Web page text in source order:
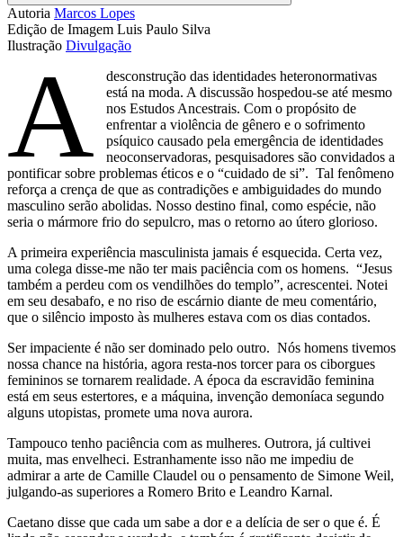
Compartilhar
Autoria Marcos Lopes
Edição de Imagem Luis Paulo Silva
Ilustração Divulgação
A
desconstrução das identidades heteronormativas
está na moda. A discussão hospedou-se até mesmo
nos Estudos Ancestrais. Com o propósito de
enfrentar a violência de gênero e o sofrimento
psíquico causado pela emergência de identidades
neoconservadoras, pesquisadores são convidados a
pontificar sobre problemas éticos e o “cuidado de si”. Tal fenômeno
reforça a crença de que as contradições e ambiguidades do mundo
masculino serão abolidas. Nosso destino final, como espécie, não
seria o mármore frio do sepulcro, mas o retorno ao útero glorioso.
A primeira experiência masculinista jamais é esquecida. Certa vez,
uma colega disse-me não ter mais paciência com os homens. “Jesus
também a perdeu com os vendilhões do templo”, acrescentei. Notei
em seu desabafo, e no riso de escárnio diante de meu comentário,
que o silêncio imposto às mulheres estava com os dias contados.
Ser impaciente é não ser dominado pelo outro. Nós homens tivemos
nossa chance na história, agora resta-nos torcer para os ciborgues
femininos se tornarem realidade. A época da escravidão feminina
está em seus estertores, e a máquina, invenção demoníaca segundo
alguns utopistas, promete uma nova aurora.
Tampouco tenho paciência com as mulheres. Outrora, já cultivei
muita, mas envelheci. Estranhamente isso não me impediu de
admirar a arte de Camille Claudel ou o pensamento de Simone Weil,
julgando-as superiores a Romero Brito e Leandro Karnal.
Caetano disse que cada um sabe a dor e a delícia de ser o que é. É